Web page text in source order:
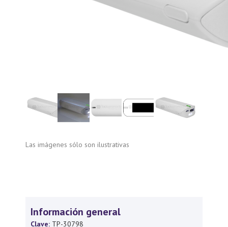
Las imágenes sólo son ilustrativas
Información general
Clave: TP-30798